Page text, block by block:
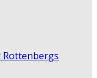
Rottenbergs